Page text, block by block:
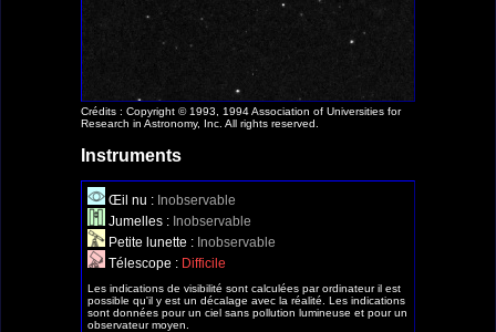
Crédits : Copyright © 1993, 1994 Association of Universities for
Research in Astronomy, Inc. All rights reserved.
Instruments
Œil nu : Inobservable
Jumelles : Inobservable
Petite lunette : Inobservable
Télescope : Difficile
Les indications de visibilité sont calculées par ordinateur il est
possible qu'il y est un décalage avec la réalité. Les indications
sont données pour un ciel sans pollution lumineuse et pour un
observateur moyen.